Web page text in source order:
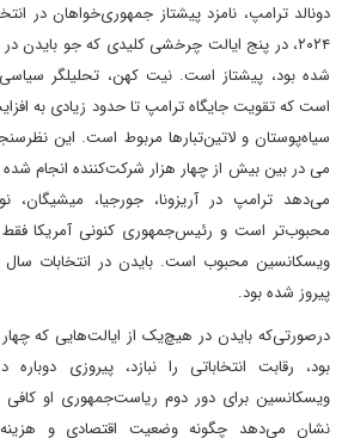
دونالد ترامپ، نامزد پیشتاز جمهوری‌خواهان در
شده بود، پیشتاز است. نیت کهن، تحلیلگر سیاسی
است که تقویت جایگاه ترامپ تا حدود زیادی به
می‌ در بین بیش از چهار هزار شرکت‌کننده انجام
می‌دهد ترامپ در آریزونا، جورجیا، میشیگان،
محبوب‌تر است و رئیس‌جمهوری کنونی آمریکا
پیروز شده بود.
در‌صورتی‌که بایدن در هیچ‌یک از ایالت‌هایی که
بود، رقابت انتخاباتی را نبازد، پیروزی دوباره
ویسکانسین برای دور دوم ریاست‌جمهوری او
نشان می‌دهد‌ چگونه وضعیت اقتصادی و